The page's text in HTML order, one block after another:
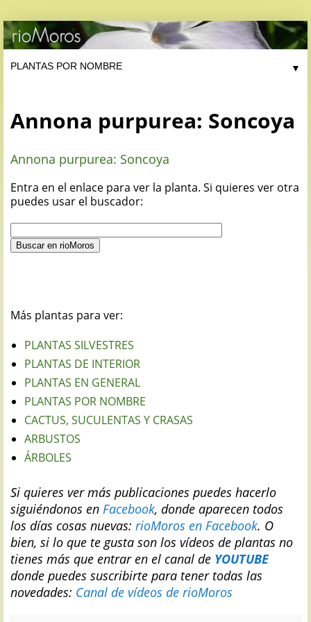
▼
Annona purpurea: Soncoya
Annona purpurea: Soncoya
Entra en el enlace para ver la planta. Si quieres ver otra
puedes usar el buscador:
Más plantas para ver:
PLANTAS SILVESTRES
PLANTAS DE INTERIOR
PLANTAS EN GENERAL
PLANTAS POR NOMBRE
CACTUS, SUCULENTAS Y CRASAS
ARBUSTOS
ÁRBOLES
Si quieres ver más publicaciones puedes hacerlo
siguiéndonos en Facebook, donde aparecen todos
los días cosas nuevas: rioMoros en Facebook. O
bien, si lo que te gusta son los vídeos de plantas no
tienes más que entrar en el canal de YOUTUBE
donde puedes suscribirte para tener todas las
novedades: Canal de vídeos de rioMoros